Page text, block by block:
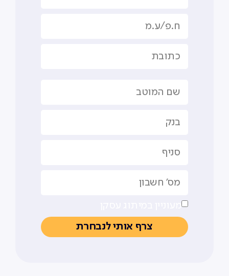
צרף אותי לנבחרת